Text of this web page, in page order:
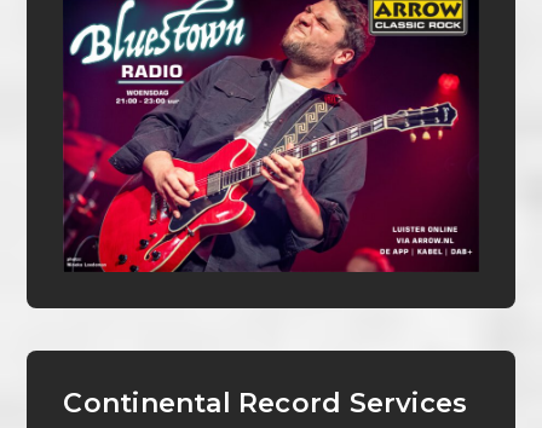
Continental Record Services